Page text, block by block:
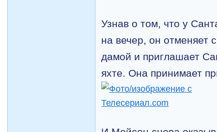
Узнав о том, что у
на вечер, он отменяет
дамой и приглашает
яхте. Она принимает